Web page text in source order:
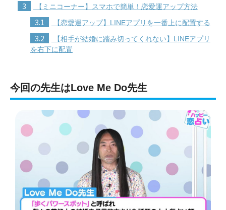
3 【ミニコーナー】スマホで簡単！恋愛運アップ方法
3.1 【恋愛運アップ】LINEアプリを一番上に配置する
3.2
【相手が結婚に踏み切ってくれない】LINEアプリ
を右下に配置
今回の先生はLove Me Do先生